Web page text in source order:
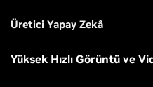
Üretici Yapay Zekâ
Yüksek Hızlı Görüntü ve